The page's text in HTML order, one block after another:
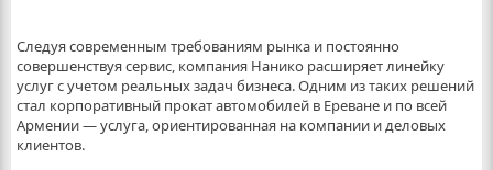
Следуя современным требованиям рынка и постоянно
совершенствуя сервис, компания Нанико расширяет линейку
услуг с учетом реальных задач бизнеса. Одним из таких решений
стал корпоративный прокат автомобилей в Ереване и по всей
Армении — услуга, ориентированная на компании и деловых
клиентов.